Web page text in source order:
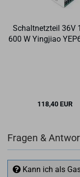
Schalt­netz­teil 36V
600 W Ying­jiao
118,40 EUR
Fragen &
Kann ich als